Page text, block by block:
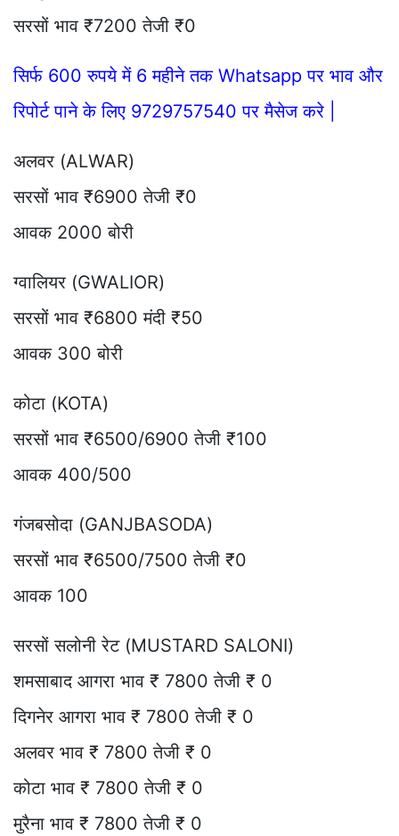
सरसों भाव ₹7200 तेजी ₹0
सिर्फ 600 रुपये में 6 महीने तक Whatsapp पर भाव और
रिपोर्ट पाने के लिए 9729757540 पर मैसेज करे |
अलवर (ALWAR)
सरसों भाव ₹6900 तेजी ₹0
आवक 2000 बोरी
ग्वालियर (GWALIOR)
सरसों भाव ₹6800 मंदी ₹50
आवक 300 बोरी
कोटा (KOTA)
सरसों भाव ₹6500/6900 तेजी ₹100
आवक 400/500
गंजबसोदा (GANJBASODA)
सरसों भाव ₹6500/7500 तेजी ₹0
आवक 100
सरसों सलोनी रेट (MUSTARD SALONI)
शमसाबाद आगरा भाव ₹ 7800 तेजी ₹ 0
दिगनेर आगरा भाव ₹ 7800 तेजी ₹ 0
अलवर भाव ₹ 7800 तेजी ₹ 0
कोटा भाव ₹ 7800 तेजी ₹ 0
मुरैना भाव ₹ 7800 तेजी ₹ 0